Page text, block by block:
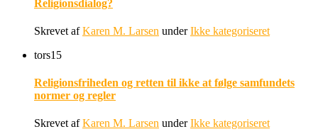
Religionsdialog?
Skrevet afKaren M. Larsen underIkke kategoriseret
tors15
Religionsfriheden og retten til ikke at følge samfundets
normer og regler
Skrevet afKaren M. Larsen underIkke kategoriseret